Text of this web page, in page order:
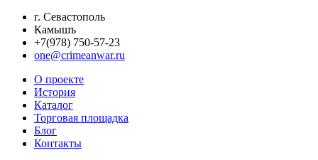
г. Севастополь
Камышъ
+7(978) 750-57-23
one@crimeanwar.ru
О проекте
История
Каталог
Торговая площадка
Блог
Контакты